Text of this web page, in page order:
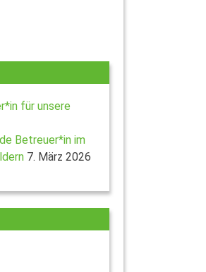
für unsere
Betreuer*in im
7. März 2026